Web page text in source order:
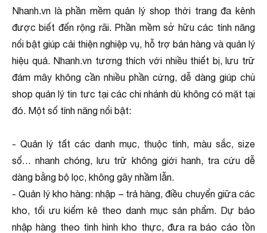
Nhanh.vn là phần mềm quản lý shop thời trang đa kênh
được biết đến rộng rãi. Phần mềm sở hữu các tính năng
nổi bật giúp cải thiện nghiệp vụ, hỗ trợ bán hàng và quản lý
hiệu quả. Nhanh.vn tương thích với nhiều thiết bị, lưu trữ
đám mây không cần nhiều phần cứng, dễ dàng giúp chủ
shop quản lý tin tưc tại các chi nhánh dù không có mặt tại
đó. Một số tính năng nổi bật:
- Quản lý tất các danh mục, thuộc tính, màu sắc, size
số… nhanh chóng, lưu trữ không giới hanh, tra cứu dễ
dàng bằng bộ lọc, không gây nhầm lẫn.
- Quản lý kho hàng: nhập – trả hàng, điều chuyển giữa các
kho, tối ưu kiểm kê theo danh mục sản phẩm. Dự báo
nhập hàng theo tình hình kho thực, đưa ra báo cáo tồn